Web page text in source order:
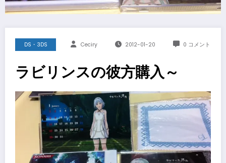
DS・3DS Ceciry 2012-01-20 0 コメント
ラビリンスの彼方購入～